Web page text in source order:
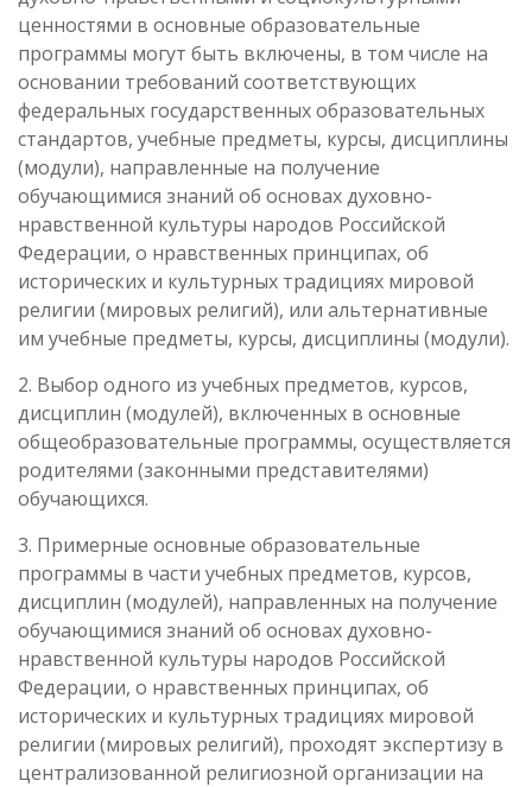
ценностями в основные образовательные
программы могут быть включены, в том числе на
основании требований соответствующих
федеральных государственных образовательных
стандартов, учебные предметы, курсы, дисциплины
(модули), направленные на получение
обучающимися знаний об основах духовно-
нравственной культуры народов Российской
Федерации, о нравственных принципах, об
исторических и культурных традициях мировой
религии (мировых религий), или альтернативные
им учебные предметы, курсы, дисциплины (модули).
2. Выбор одного из учебных предметов, курсов,
дисциплин (модулей), включенных в основные
общеобразовательные программы, осуществляется
родителями (законными представителями)
обучающихся.
3. Примерные основные образовательные
программы в части учебных предметов, курсов,
дисциплин (модулей), направленных на получение
обучающимися знаний об основах духовно-
нравственной культуры народов Российской
Федерации, о нравственных принципах, об
исторических и культурных традициях мировой
религии (мировых религий), проходят экспертизу в
централизованной религиозной организации на